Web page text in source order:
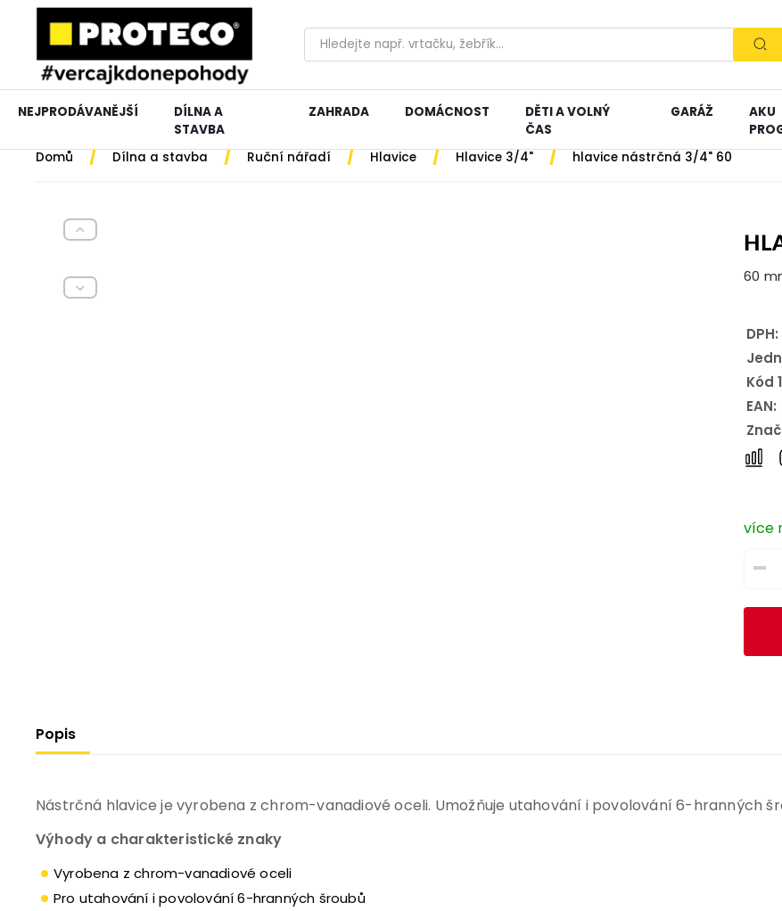
NEJPRODÁVANĚJŠÍ
DÍLNA A
STAVBA
ZAHRADA DOMÁCNOST
DĚTI A VOLNÝ
ČAS
GARÁŽ
AKU
Domů / Dílna a stavba / Ruční nářadí / Hlavice / Hlavice 3/4" / hlavice nástrčná 3/4" 60
60
DPH:
Kód
EAN:
více
–
Popis
Nástrčná hlavice je vyrobena z chrom-vanadiové oceli. Umožňuje utahování i povolování 6-hranných
Výhody a charakteristické znaky
Vyrobena z chrom-vanadiové oceli
Pro utahování i povolování 6-hranných šroubů